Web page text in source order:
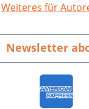
Weiteres für
Newsletter